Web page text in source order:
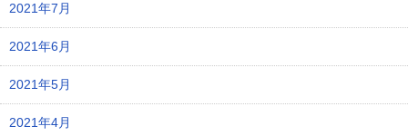
2021年7月
2021年6月
2021年5月
2021年4月